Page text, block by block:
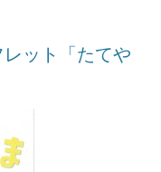
レット「たてや